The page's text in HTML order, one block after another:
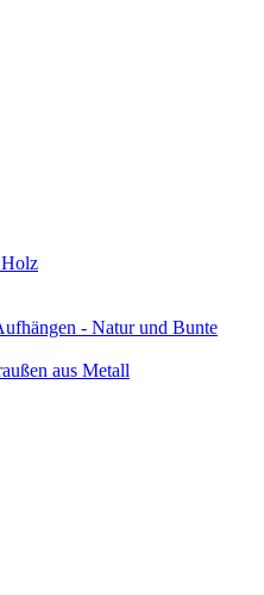
Holz
- Natur und Bunte
aus Metall